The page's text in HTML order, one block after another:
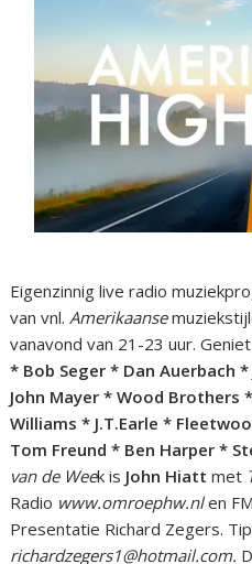
Eigenzinnig live radio
van vnl. Amerikaanse
vanavond van 21-23 uur. Geniet
* Bob Seger * Dan Auerbach
John Mayer * Wood Brothers
Williams * J.T.Earle *
Tom Freund * Ben Harper *
van de Week is John Hiatt met
Radio www.omroephw.nlen
Presentatie Richard Zegers.
richardzegers1@hotmail.com.